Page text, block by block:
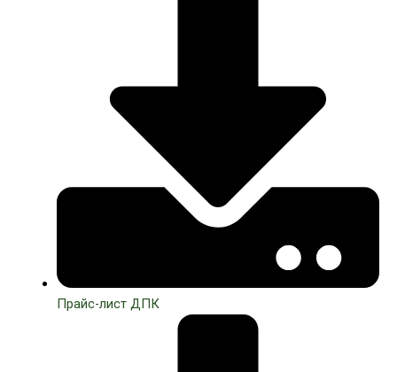
Прайс-лист ДПК